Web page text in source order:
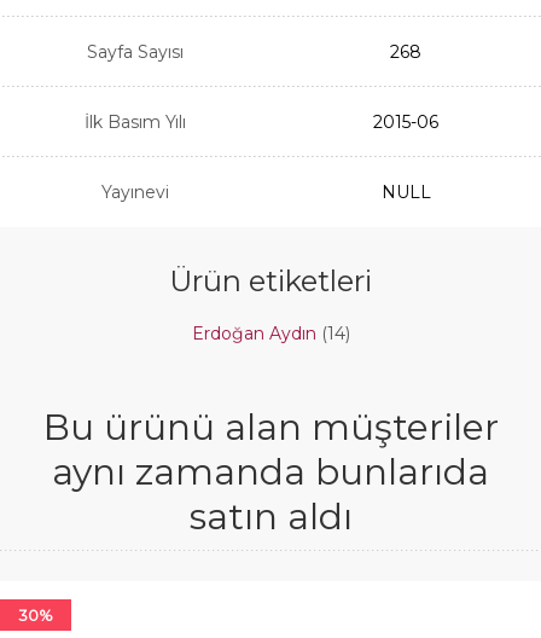
Sayfa Sayısı 268
İlk Basım Yılı 2015-06
Yayınevi NULL
Ürün etiketleri
Erdoğan Aydın (14)
Bu ürünü alan müşteriler
aynı zamanda bunlarıda
satın aldı
30%